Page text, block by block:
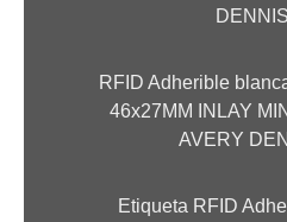
RFID Adherible
46x27MM INLAY
AVERY
Etiqueta RFID